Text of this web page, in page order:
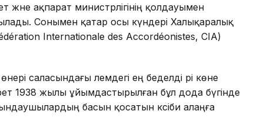
және ақпарат министрлігінің қолдауымен
Сонымен қатар осы күндері Халықаралық
Internationale des Accordéonistes, CIA)
саласындағы әлемдегі ең беделді әрі көне
1938 жылы ұйымдастырылған бұл дода бүгінде
басын қосатын кәсіби алаңға